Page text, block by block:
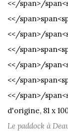
Le paddock à